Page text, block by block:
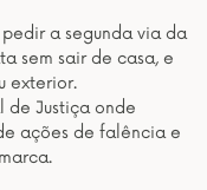
a segunda via da
sem sair de casa, e
exterior.
de Justiça onde
ações de falência e